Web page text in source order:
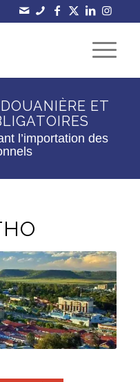
ET
l’importation des